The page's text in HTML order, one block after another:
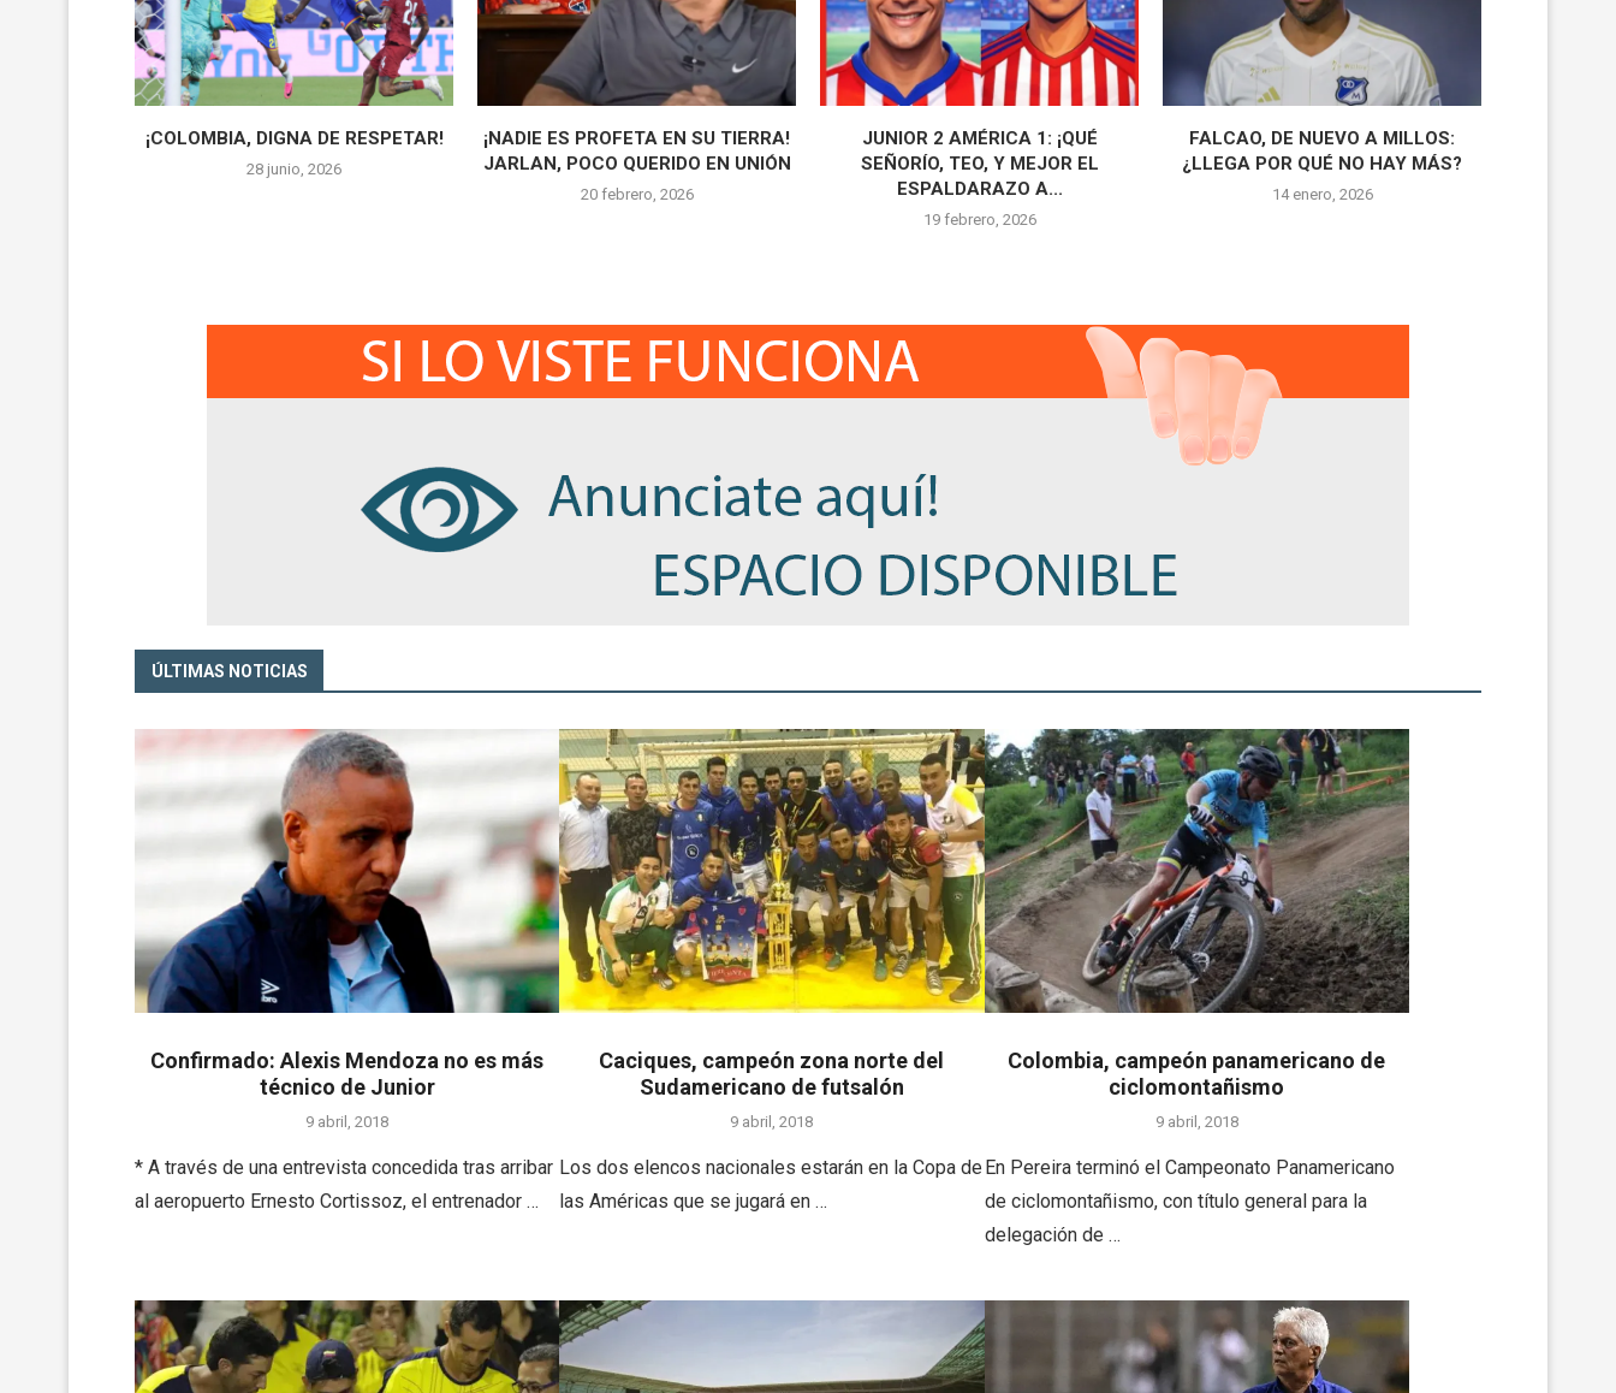
¡COLOMBIA, DIGNA DE RESPETAR!
28 junio, 2026
¡NADIE ES PROFETA EN SU TIERRA!
JARLAN, POCO QUERIDO EN UNIÓN
20 febrero, 2026
JUNIOR 2 AMÉRICA 1: ¡QUÉ
SEÑORÍO, TEO, Y MEJOR EL
ESPALDARAZO A...
19 febrero, 2026
FALCAO, DE NUEVO A MILLOS:
¿LLEGA POR QUÉ NO HAY MÁS?
14 enero, 2026
ÚLTIMAS NOTICIAS
Confirmado: Alexis Mendoza no es más
técnico de Junior
9 abril, 2018
* A través de una entrevista concedida tras arribar
al aeropuerto Ernesto Cortissoz, el entrenador …
Caciques, campeón zona norte del
Sudamericano de futsalón
9 abril, 2018
Los dos elencos nacionales estarán en la Copa de
las Américas que se jugará en …
Colombia, campeón panamericano de
ciclomontañismo
9 abril, 2018
En Pereira terminó el Campeonato Panamericano
de ciclomontañismo, con título general para la
delegación de …